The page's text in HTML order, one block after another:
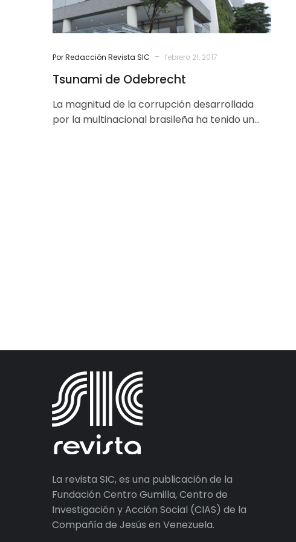
Por Redacción Revista SIC - febrero 21, 2017
Tsunami de Odebrecht
La magnitud de la corrupción desarrollada
por la multinacional brasileña ha tenido un
La revista SIC, es una publicación de la
Fundación Centro Gumilla, Centro de
Investigación y Acción Social (CIAS) de la
Compañía de Jesús en Venezuela.